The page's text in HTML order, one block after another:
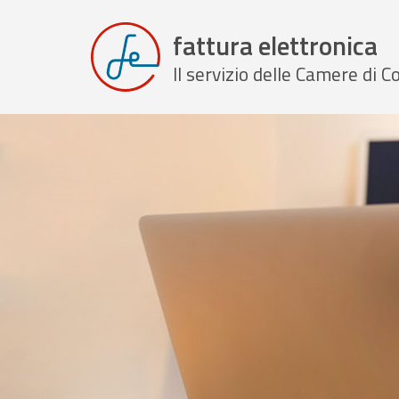
fattura elettronica
Il servizio delle Camere di